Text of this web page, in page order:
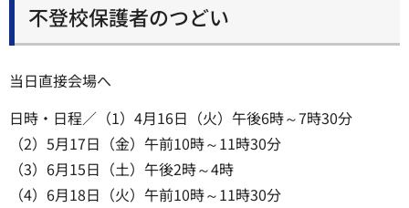
不登校保護者のつどい
当日直接会場へ
日時・日程／（1）4月16日（火）午後6時～7時30分
（2）5月17日（金）午前10時～11時30分
（3）6月15日（土）午後2時～4時
（4）6月18日（火）午前10時～11時30分